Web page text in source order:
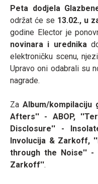
Peta dodjela
održat će se 13.02., u
godine Elector je
novinara i urednika
elektroničku scenu,
Upravo oni odabrali su
nagrade.
Za Album/kompilaciju
Afters'' - ABOP,
Disclosure'' -
Involucija & Zarkoff,
through the Noise'' -
Zarkoff''.